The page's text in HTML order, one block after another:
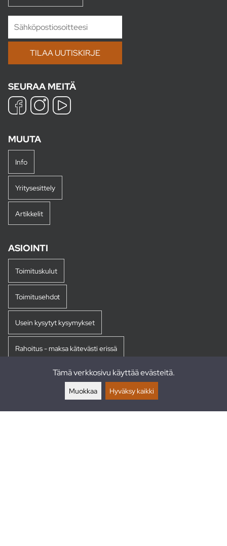
SEURAA MEITÄ
MUUTA
Info
Yritysesittely
Artikkelit
ASIOINTI
Toimituskulut
Toimitusehdot
Usein kysytyt kysymykset
Rahoitus - maksa kätevästi erissä
Tämä verkkosivu käyttää evästeitä.
Muokkaa Hyväksy kaikki